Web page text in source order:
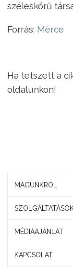
széleskörű
Forrás: Mérce
Ha tetszett a
oldalunkon!
MAGUNKRÓL
MÉDIAAJÁNLAT
KAPCSOLAT